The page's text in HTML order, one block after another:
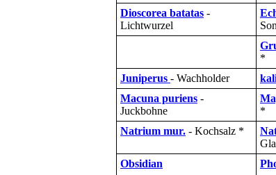
Dioscorea batatas -
Lichtwurzel
*
Juniperus - Wachholder
Macuna puriens -
Juckbohne
*
Natrium mur. - Kochsalz *
Obsidian